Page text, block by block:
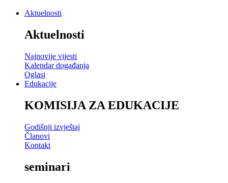
Aktuelnosti
Aktuelnosti
Najnovije vijesti
Kalendar događanja
Oglasi
Edukacije
KOMISIJA ZA EDUKACIJE
Godišnji izvještaj
Članovi
Kontakt
seminari